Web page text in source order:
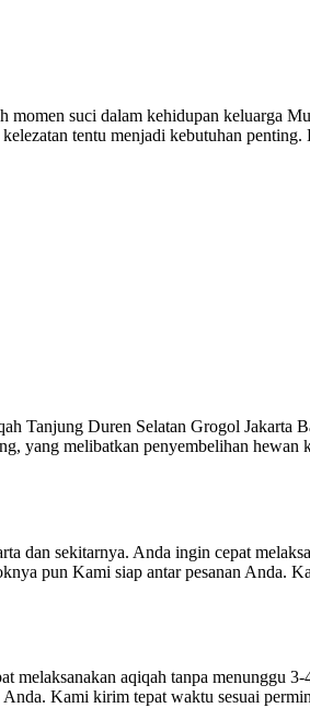
suci dalam kehidupan keluarga
tentu menjadi kebutuhan
Tanjung Duren Selatan Grogol Jakarta
yang melibatkan penyembelihan hewan
sekitarnya. Anda ingin cepat
pun Kami siap antar pesanan Anda.
aqiqah tanpa menunggu 3-4
Kami kirim tepat waktu sesuai